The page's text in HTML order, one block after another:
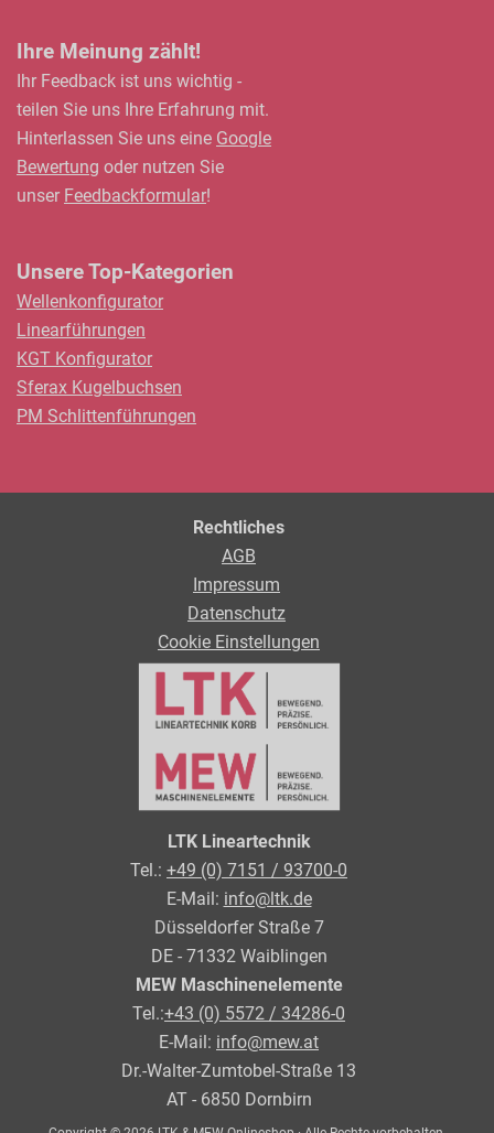
Ihre Meinung zählt!
Ihr Feedback ist uns wichtig -
teilen Sie uns Ihre Erfahrung mit.
Hinterlassen Sie uns eine Google
Bewertung oder nutzen Sie
unser Feedbackformular!
Unsere Top-Kategorien
Wellenkonfigurator
Linearführungen
KGT Konfigurator
Sferax Kugelbuchsen
PM Schlittenführungen
Rechtliches
AGB
Impressum
Datenschutz
Cookie Einstellungen
LTK Lineartechnik
Tel.: +49 (0) 7151 / 93700-0
E-Mail: info@ltk.de
Düsseldorfer Straße 7
DE - 71332 Waiblingen
MEW Maschinenelemente
Tel.:+43 (0) 5572 / 34286-0
E-Mail: info@mew.at
Dr.-Walter-Zumtobel-Straße 13
AT - 6850 Dornbirn